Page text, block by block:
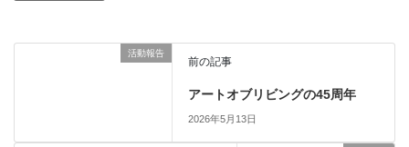
活動報告
前の記事
アートオブリビングの45周年
2026年5月13日